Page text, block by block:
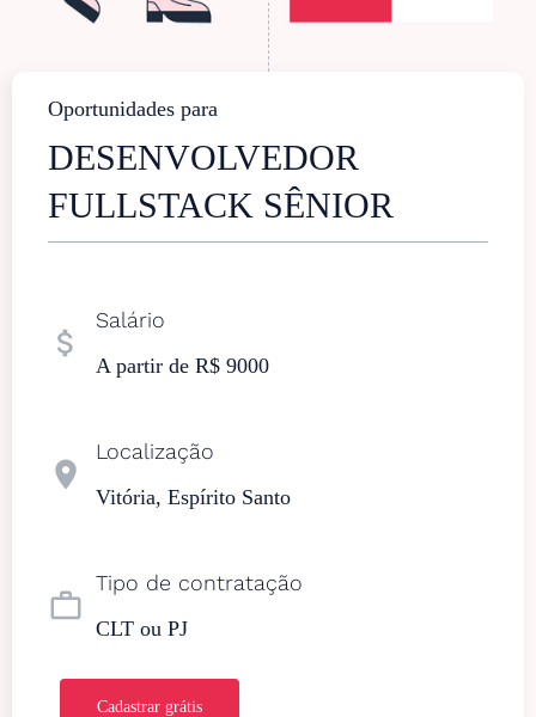
Oportunidades para
DESENVOLVEDOR
FULLSTACK SÊNIOR
attach_money
Salário
A partir de R$ 9000
location_on
Localização
Vitória, Espírito Santo
work_outline
Tipo de contratação
CLT ou PJ
Cadastrar grátis